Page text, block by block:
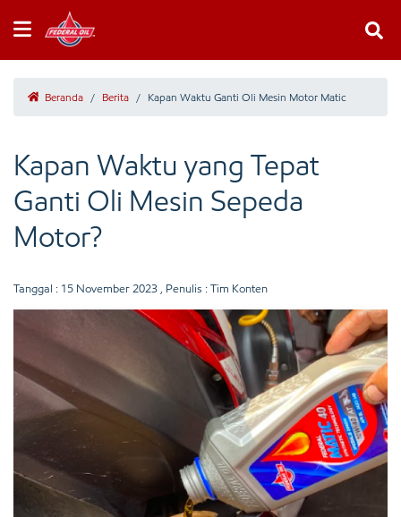
Beranda / Berita / Kapan Waktu Ganti Oli Mesin Motor Matic
Kapan Waktu yang Tepat
Ganti Oli Mesin Sepeda
Motor?
Tanggal : 15 November 2023 , Penulis : Tim Konten